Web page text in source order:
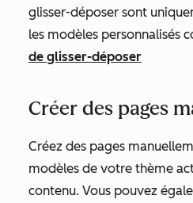
glisser-déposer sont
les modèles personnalisés
de glisser-déposer
Créer des pages
Créez des pages
modèles de votre thème
contenu. Vous pouvez